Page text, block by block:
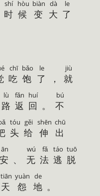
时
shí
候
hòu
变
biàn
大
dà
了
le
吃
chī
饱
bǎo
了
le
， 就
jiù
路
lù
返
fǎn
回
huí
。 不
bú
头
tóu
给
gěi
伸
shēn
出
chū
安
ān
、 无
wú
法
fǎ
逃
táo
脱
tuō
天
tiān
怨
yuàn
地
de
。